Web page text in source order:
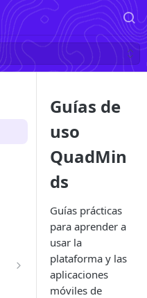
Guías de
uso
QuadMin
ds
Guías prácticas
para aprender a
usar la
plataforma y las
aplicaciones
móviles de